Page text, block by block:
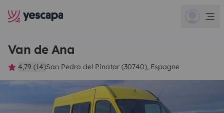
Van de Ana
4,79 (14)San Pedro del Pinatar (30740), Espagne